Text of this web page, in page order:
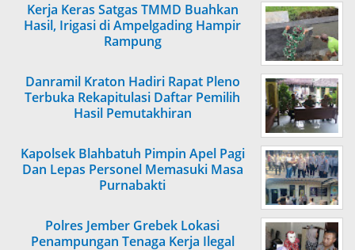
Kerja Keras Satgas TMMD Buahkan
Hasil, Irigasi di Ampelgading Hampir
Rampung
Danramil Kraton Hadiri Rapat Pleno
Terbuka Rekapitulasi Daftar Pemilih
Hasil Pemutakhiran
Kapolsek Blahbatuh Pimpin Apel Pagi
Dan Lepas Personel Memasuki Masa
Purnabakti
Polres Jember Grebek Lokasi
Penampungan Tenaga Kerja Ilegal